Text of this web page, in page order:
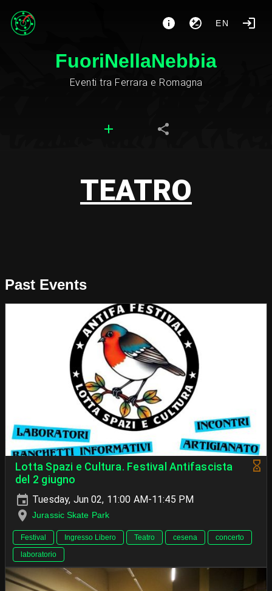
EN
FuoriNellaNebbia
Eventi tra Ferrara e Romagna
TEATRO
Past Events
Lotta Spazi e Cultura. Festival Antifascista
del 2 giugno
Tuesday, Jun 02, 11:00 AM-11:45 PM
Jurassic Skate Park
Festival Ingresso Libero Teatro cesena
concerto
laboratorio